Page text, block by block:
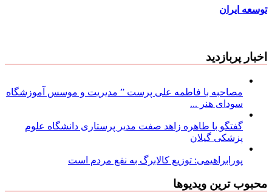
توسعه ایران
اخبار پربازدید
مصاحبه با فاطمه علی پرست ” مدیریت و موسس آموزشگاه
سودای هنر ...
گفتگو با طاهره زاهد صفت مدیر پرستاری دانشگاه علوم
پزشکی گیلان
پورابراهیمی: توزیع کالابرگ به نفع مردم است
محبوب ترین ویدیوها